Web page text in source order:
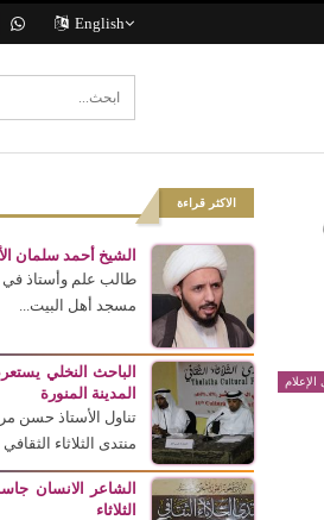
English
الاكثر قراءة
الشيخ أحمد سلمان
طالب علم وأستاذ في
مسجد أهل البيت...
الباحث النخلي
المدينة المنورة
تناول الأستاذ حسن
منتدى الثلاثاء
الشاعر الانسان
الثلاثاء